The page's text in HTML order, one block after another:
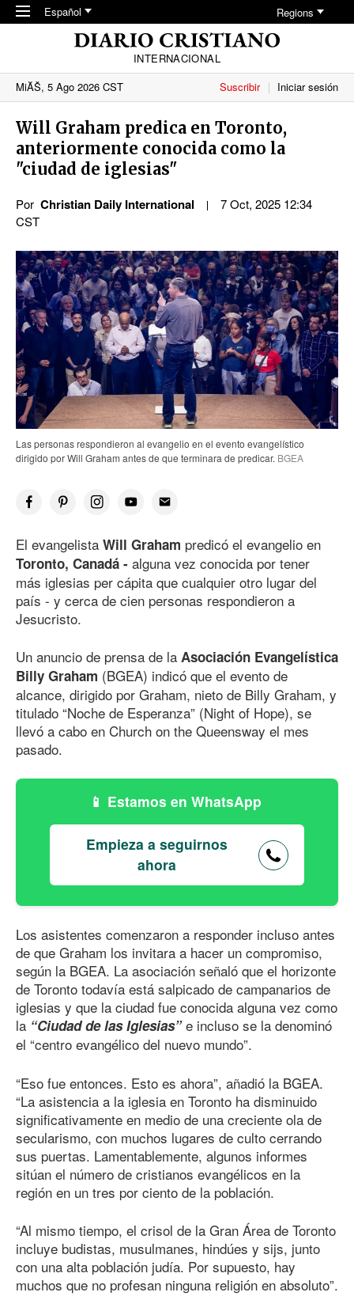
Skip to main content
Español Regions
INTERNACIONAL
MiĂŠ, 5 Ago 2026 CST
Suscribir Iniciar sesión
Will Graham predica en Toronto,
anteriormente conocida como la
"ciudad de iglesias"
Por Christian Daily International
7 Oct, 2025 12:34
CST
Las personas respondieron al evangelio en el evento evangelístico
dirigido por Will Graham antes de que terminara de predicar. BGEA
El evangelista Will Graham predicó el evangelio en
Toronto, Canadá - alguna vez conocida por tener
más iglesias per cápita que cualquier otro lugar del
país - y cerca de cien personas respondieron a
Jesucristo.
Un anuncio de prensa de la Asociación Evangelística
Billy Graham (BGEA) indicó que el evento de
alcance, dirigido por Graham, nieto de Billy Graham, y
titulado “Noche de Esperanza” (Night of Hope), se
llevó a cabo en Church on the Queensway el mes
pasado.
Estamos en WhatsApp
Empieza a seguirnos
ahora
Los asistentes comenzaron a responder incluso antes
de que Graham los invitara a hacer un compromiso,
según la BGEA. La asociación señaló que el horizonte
de Toronto todavía está salpicado de campanarios de
iglesias y que la ciudad fue conocida alguna vez como
la “Ciudad de las Iglesias”e incluso se la denominó
el “centro evangélico del nuevo mundo”.
“Eso fue entonces. Esto es ahora”, añadió la BGEA.
“La asistencia a la iglesia en Toronto ha disminuido
significativamente en medio de una creciente ola de
secularismo, con muchos lugares de culto cerrando
sus puertas. Lamentablemente, algunos informes
sitúan el número de cristianos evangélicos en la
región en un tres por ciento de la población.
“Al mismo tiempo, el crisol de la Gran Área de Toronto
incluye budistas, musulmanes, hindúes y sijs, junto
con una alta población judía. Por supuesto, hay
muchos que no profesan ninguna religión en absoluto”.